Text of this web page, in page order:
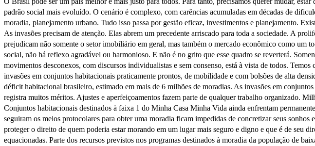
padrão social mais evoluído. O cenário é complexo, com carências acumuladas em décadas de
moradia, planejamento urbano. Tudo isso passa por gestão eficaz, investimentos e planejamento.
As invasões precisam de atenção. Elas abrem um precedente arriscado para toda a sociedade. A
prejudicam não somente o setor imobiliário em geral, mas também o mercado econômico como um
social, não há reflexo agradável ou harmonioso. E não é no grito que esse quadro se reverterá.
movimentos desconexos, com discursos individualistas e sem consenso, está à vista de todos.
invasões em conjuntos habitacionais praticamente prontos, de mobilidade e com bolsões de alta
déficit habitacional brasileiro, estimado em mais de 6 milhões de moradias. As invasões em
registra muitos méritos. Ajustes e aperfeiçoamentos fazem parte de qualquer trabalho organizado.
Conjuntos habitacionais destinados à faixa 1 do Minha Casa Minha Vida ainda enfrentam
seguiram os meios protocolares para obter uma moradia ficam impedidas de concretizar seus
proteger o direito de quem poderia estar morando em um lugar mais seguro e digno e que é de seu
equacionadas. Parte dos recursos previstos nos programas destinados à moradia da população de